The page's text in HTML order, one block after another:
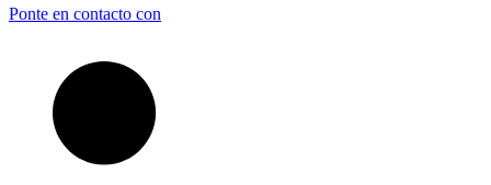
Ponte en contacto con